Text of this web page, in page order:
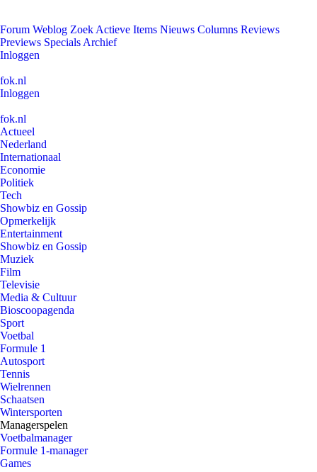
Forum Weblog Zoek Actieve Items Nieuws Columns Reviews
Previews Specials Archief
Inloggen
fok.nl
Inloggen
fok.nl
Actueel
Nederland
Internationaal
Economie
Politiek
Tech
Showbiz en Gossip
Opmerkelijk
Entertainment
Showbiz en Gossip
Muziek
Film
Televisie
Media & Cultuur
Bioscoopagenda
Sport
Voetbal
Formule 1
Autosport
Tennis
Wielrennen
Schaatsen
Wintersporten
Managerspelen
Voetbalmanager
Formule 1-manager
Games